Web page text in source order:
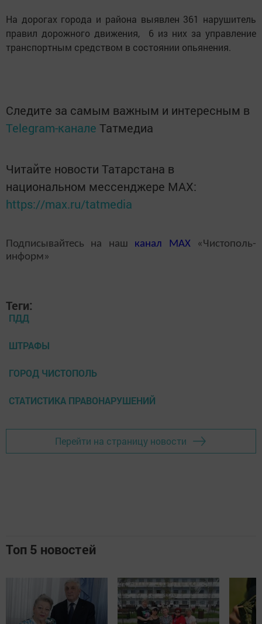
На дорогах города и района выявлен 361 нарушитель
правил дорожного движения, 6 из них за управление
транспортным средством в состоянии опьянения.
Следите за самым важным и интересным в
Telegram-канале Татмедиа
Читайте новости Татарстана в
национальном мессенджере MАХ:
https://max.ru/tatmedia
Подписывайтесь на наш канал MAX«Чистополь-
информ»
Теги:
ПДД
ШТРАФЫ
ГОРОД ЧИСТОПОЛЬ
СТАТИСТИКА ПРАВОНАРУШЕНИЙ
Перейти на страницу новости
Топ 5 новостей